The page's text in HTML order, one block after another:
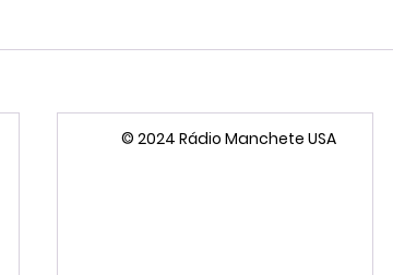
© 2024 Rádio Manchete USA